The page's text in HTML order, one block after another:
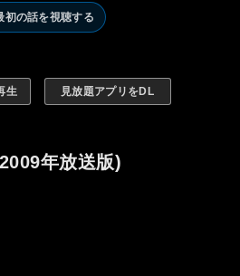
初の話を視聴する
生 見放題アプリをDL
年放送版)